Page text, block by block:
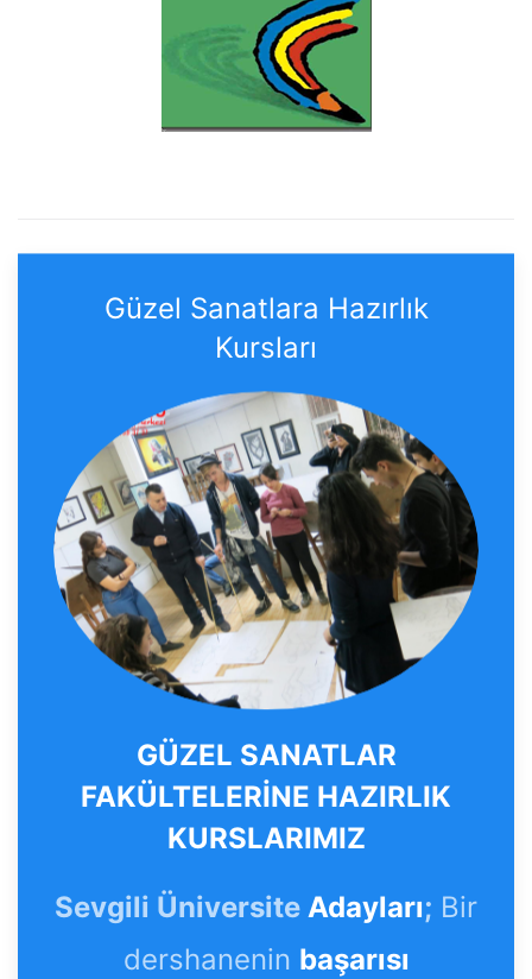
Güzel Sanatlara Hazırlık
Kursları
GÜZEL SANATLAR
FAKÜLTELERİNE HAZIRLIK
KURSLARIMIZ
Sevgili Üniversite Adayları; Bir
dershanenin başarısı